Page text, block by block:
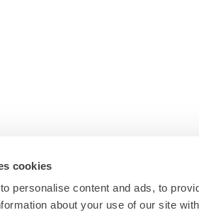
cookies
personalise content and ads, to
about your use of our site